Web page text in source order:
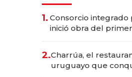
1. Consorcio integrado
inició obra del
millones
2.Charrúa, el
uruguayo que